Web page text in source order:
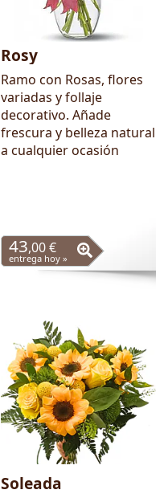
Rosy
Ramo con Rosas, flores
variadas y follaje
decorativo. Añade
frescura y belleza natural
a cualquier ocasión
43,00 €
entrega hoy »
Soleada